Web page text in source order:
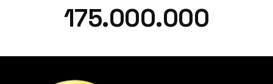
175.000.000